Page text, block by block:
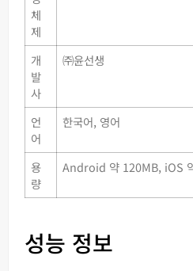
체
제
개
발
사
㈜윤선생
언
어
한국어, 영어
용
량
Android 약 120MB, iOS
성능 정보